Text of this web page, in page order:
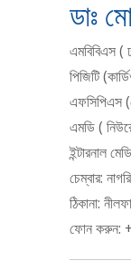
ডাঃ
এমবিবিএস (
পিজিটি
এফসিপিএস
এমডি (
ইন্টারনাল
চেম্বার:
ঠিকানা:
ফোন করুন: